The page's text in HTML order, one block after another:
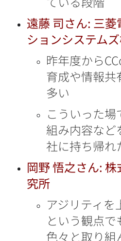
遠藤 司さん: 三
ションシステム
昨年度から
育成や情報共
多い
こういった場
組み内容など
社に持ち帰れ
岡野 悟之さん:
究所
アジリティを
という観点で
色々と取り組